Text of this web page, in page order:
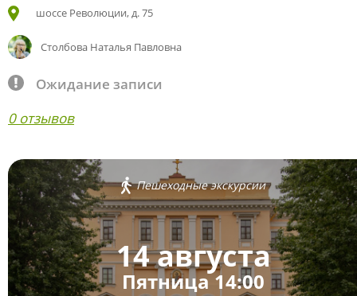
шоссе Революции, д. 75
Столбова Наталья Павловна
Ожидание записи
0 отзывов
Пешеходные экскурсии
14 августа
Пятница 14:00